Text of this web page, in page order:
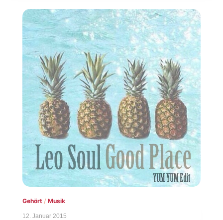
Gehört/ Musik
12. Januar 2015